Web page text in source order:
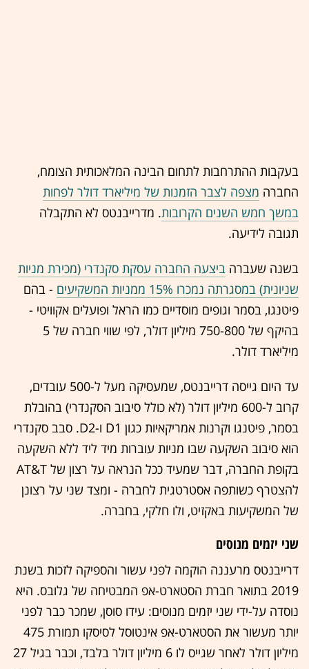
בעקבות ההתרחבות לתחום הבינה המלאכותית הצומח,
החברה מצפה לצבר הזמנות של מיליארד דולר לפחות
במשך חמש השנים הקרובות. מדרייבנטס לא התקבלה
תגובה לידיעה.
בשנה שעברה ביצעה החברה עסקת סקנדרי (מכירת מניות
שניונית) במסגרתה נמכרו 15% ממניות המשקיעים
- בהם
פיטנגו, בסמר וגופים מוסדיים כמו הראל ופועלים אקוויטי -
בהיקף של 750-800 מיליון דולר, לפי שווי חברה של 5
מיליארד דולר.
עד היום גייסה דרייבנטס, שמעסיקה מעל ל-500 עובדים,
קרוב ל-600 מיליון דולר (לא כולל סיבוב הסקנדרי) בהובלת
בסמר, פיטנגו וקרנות אמריקאיות כגון D1 ו-D2. סבב סקנדרי
הוא סיבוב השקעה שבו מניות עוברות מיד ליד ללא השקעה
בקופת החברה, דבר שמעיד ככל הנראה על רצון של AT&T
להצטרף כשותפה אסטרטגית לחברה - ומצד שני על רצונן
של המשקיעות באקזיט, ולו חלקי, בחברה.
שני יזמים מנוסים
דרייבנטס מרעננה הוקמה לפני עשור והספיקה לזכות בשנת
2019 בתואר חברת הסטארט-אפ המבטיחה של גלובס. היא
נוסדה על-ידי שני יזמים מנוסים: עידו סוסן, שמכר כבר לפני
יותר מעשור את הסטארט-אפ אינטוסל לסיסקו תמורת 475
מיליון דולר לאחר שגייס לו 6 מיליון דולר בלבד, וכבר בגיל 27